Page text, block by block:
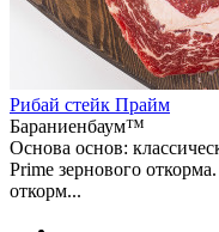
Рибай cтейк Прайм
Бараниенбаум™
Основа основ:
Prime зернового
откорм...